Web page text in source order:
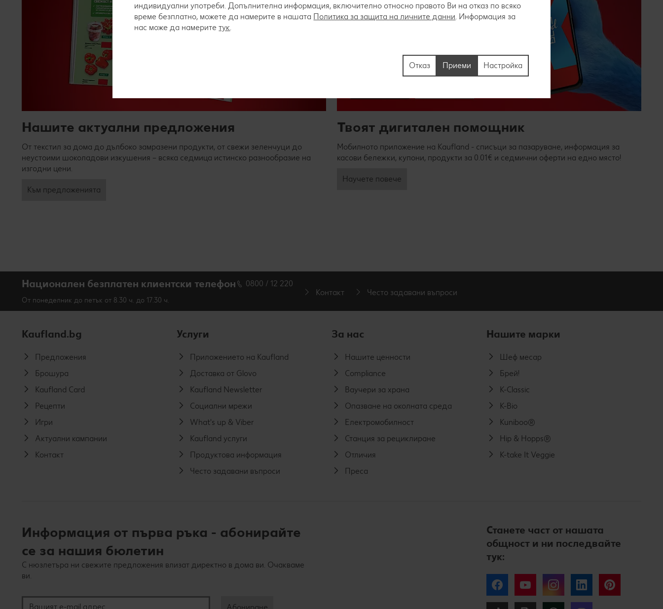
Нашите актуални предложения
От текстил за дома до дълбоко замразени продукти, от свежи зеленчуци до
неустоими шоколадови изкушения – всяка седмица истинско разнообразие на
изгодни цени.
Към предложенията
Твоят дигитален помощник
Мобилното приложение на Kaufland - списъци за пазаруване, информация за
касови бележки, купони, продукти за 0.01€ и седмични оферти на едно място!
Научете повече
Национален безплатен клиентски телефон 0800 / 12 220
От понеделник до петък от 8.30 ч. до 17.30 ч.
Контакт Често задавани въпроси
Kaufland.bg
Предложения
Брошура
Kaufland Card
Рецепти
Игри
Актуални кампании
Контакт
Услуги
Приложението на Kaufland
Доставка от Glovo
Kaufland Newsletter
Социални мрежи
What's up & Viber
Kaufland услуги
Продуктова информация
Често задавани въпроси
За нас
Нашите ценности
Compliance
Ваучери за храна
Опазване на околната среда
Електромобилност
Станция за рециклиране
Отличия
Преса
Нашите марки
Шеф месар
Брей!
K-Classic
K-Bio
Kuniboo®
Hip & Hopps®
K-take It Veggie
Информация от първа ръка - абонирайте
се за нашия бюлетин
С нюзлетъра ни свежите предложения влизат директно в дома ви. Очакваме
ви.
Вашият e-mail адрес
Станете част от нашата
общност и ни последвайте
тук:
Facebook YouTube Instagram LinkedIn
индивидуални употреби. Допълнителна информация, включително относно правото Ви на отказ по всяко
време безплатно, можете да намерите в нашата Политика за защита на личните данни. Информация за
нас може да намеритетук.
Настройка
Отказ Приеми